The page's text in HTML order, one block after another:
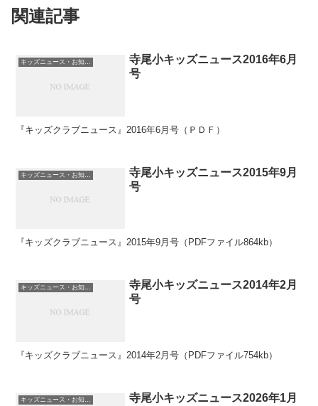
関連記事
キッズニュース・お知らせ
寺尾小キッズニュース2016年6月
号
『キッズクラブニュース』2016年6月号（ＰＤＦ）
寺尾小キッズニュース2015年9月
号
『キッズクラブニュース』2015年9月号（PDFファイル864kb）
寺尾小キッズニュース2014年2月
号
『キッズクラブニュース』2014年2月号（PDFファイル754kb）
キッズニュース・お知らせ
寺尾小キッズニュース2026年1月